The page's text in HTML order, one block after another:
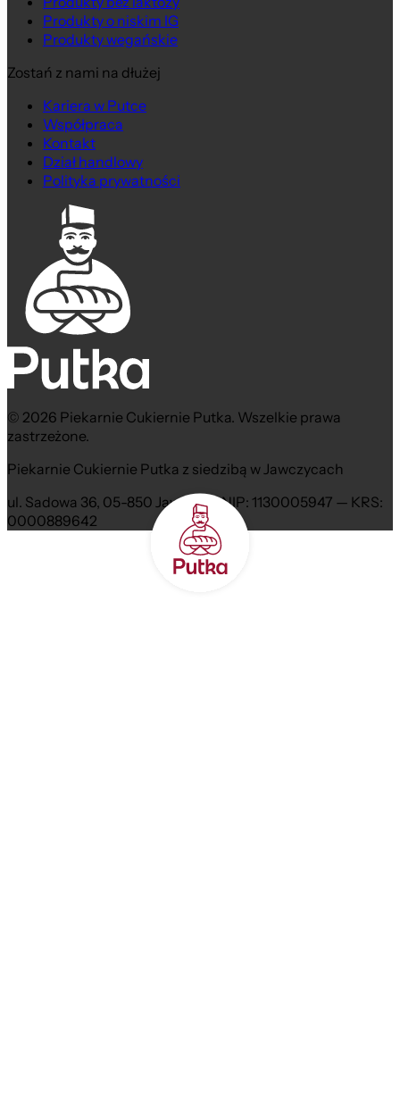
Produkty o niskim IG
Produkty wegańskie
Zostań z nami na dłużej
Kariera w Putce
Współpraca
Kontakt
Dział handlowy
Polityka prywatności
© 2026 Piekarnie Cukiernie Putka. Wszelkie prawa
zastrzeżone.
Piekarnie Cukiernie Putka z siedzibą w Jawczycach
ul. Sadowa 36, 05-850 Jawczyce NIP: 1130005947 — KRS:
0000889642